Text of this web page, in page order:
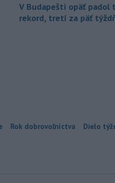
V Budapešti opäť padol
rekord, tretí za päť
Rok dobrovoľníctva Dielo